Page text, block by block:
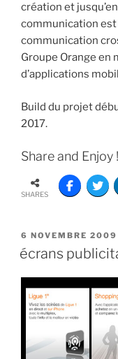
création et
communication
communication
Groupe Orange en
d’applications
Build du projet
2017.
Share and Enjoy !
SHARES
6 NOVEMBRE 2009
écrans